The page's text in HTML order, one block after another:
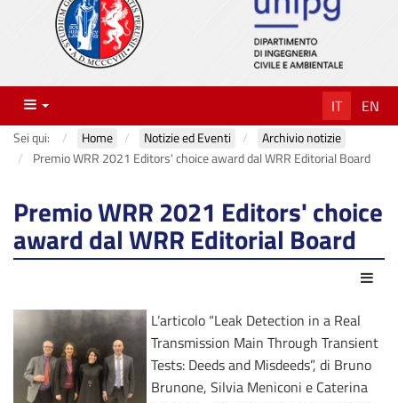
Menu IT EN
Sei qui: Home Notizie ed Eventi
Archivio notizie
Premio WRR 2021 Editors' choice award dal WRR Editorial Board
Premio WRR 2021 Editors' choice
award dal WRR Editorial Board
L’articolo “Leak Detection in a Real
Transmission Main Through Transient
Tests: Deeds and Misdeeds”, di Bruno
Brunone, Silvia Meniconi e Caterina